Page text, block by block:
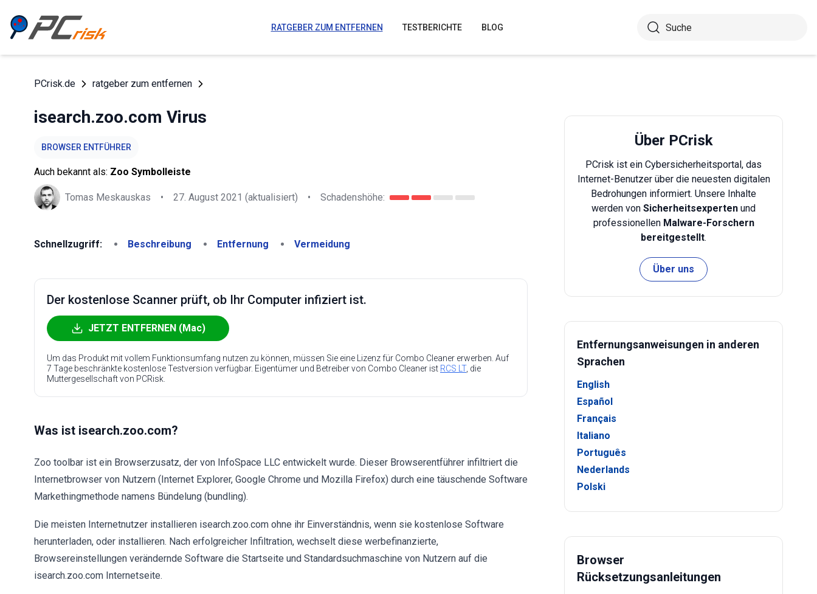
RATGEBER ZUM ENTFERNEN TESTBERICHTE BLOG
PCrisk.de ratgeber zum entfernen
isearch.zoo.com Virus
BROWSER ENTFÜHRER
Auch bekannt als: Zoo Symbolleiste
Tomas Meskauskas • 27. August 2021 (aktualisiert) • Schadenshöhe:
Schnellzugriff: Beschreibung Entfernung Vermeidung
Der kostenlose Scanner prüft, ob Ihr Computer infiziert ist.
JETZT ENTFERNEN (Mac)
Um das Produkt mit vollem Funktionsumfang nutzen zu können, müssen Sie eine Lizenz für Combo Cleaner erwerben. Auf
7 Tage beschränkte kostenlose Testversion verfügbar. Eigentümer und Betreiber von Combo Cleaner ist RCS LT, die
Muttergesellschaft von PCRisk.
Was ist isearch.zoo.com?
Zoo toolbar ist ein Browserzusatz, der von InfoSpace LLC entwickelt wurde. Dieser Browserentführer infiltriert die
Internetbrowser von Nutzern (Internet Explorer, Google Chrome und Mozilla Firefox) durch eine täuschende Software
Markethingmethode namens Bündelung (bundling).
Die meisten Internetnutzer installieren isearch.zoo.com ohne ihr Einverständnis, wenn sie kostenlose Software
herunterladen, oder installieren. Nach erfolgreicher Infiltration, wechselt diese werbefinanzierte,
Browsereinstellungen verändernde Software die Startseite und Standardsuchmaschine von Nutzern auf die
isearch.zoo.com Internetseite.
Über PCrisk
PCrisk ist ein Cybersicherheitsportal, das
Internet-Benutzer über die neuesten digitalen
Bedrohungen informiert. Unsere Inhalte
werden von Sicherheitsexperten und
professionellen Malware-Forschern
bereitgestellt.
Über uns
Entfernungsanweisungen in anderen
Sprachen
English
Español
Français
Italiano
Português
Nederlands
Polski
Browser
Rücksetzungsanleitungen